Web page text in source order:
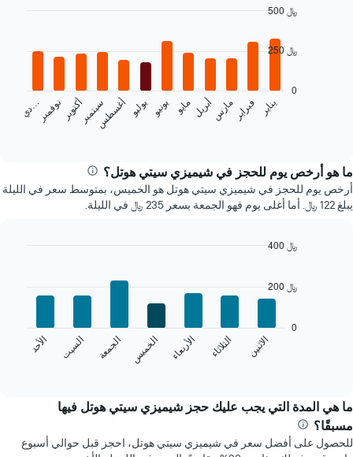
سعر
غرفة
كل
شهر
المخطط
الشهور.
محور
Y
الذي
يعرض
يناير فبرايرمارسأبريلمايو يونيو يوليو أغسطسسبتمبرأكتوبرنوفمبرد
ي…
0
250 ﷼
500 ﷼
ما هو أرخص يوم للحجز في شيميزي سيتي هوتل؟
أرخص يوم للحجز في شيميزي سيتي هوتل هو الخميس، بمتوسط سعر في الليلة
يبلغ 122 ﷼. أما أغلى يوم فهو الجمعة بسعر 235 ﷼ في الليلة.
سعر
غرفة
كل
يوم
الاثنين الثلاثاء الأربعاء الخميس الجمعة السبت الأحد
0
200 ﷼
400 ﷼
ما هي المدة التي يجب عليك حجز شيميزي سيتي هوتل فيها
مسبقًا؟
للحصول على أفضل سعر في شيميزي سيتي هوتل، احجز قبل حوالي أسبوع